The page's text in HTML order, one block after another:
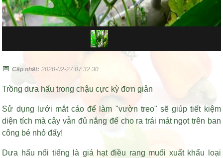
📅Cập nhật: 2020-02-27 07:32:30
Trồng dưa hấu trong chậu cực kỳ đơn giản
Sử dụng lưới mắt cáo để làm "vườn treo" sẽ giúp tiết kiệm
diện tích mà cây vẫn đủ nắng để cho ra trái mát ngọt trên ban
công bé nhỏ đấy!
Dưa hấu nổi tiếng là giá hạt điều rang muối xuất khẩu loại